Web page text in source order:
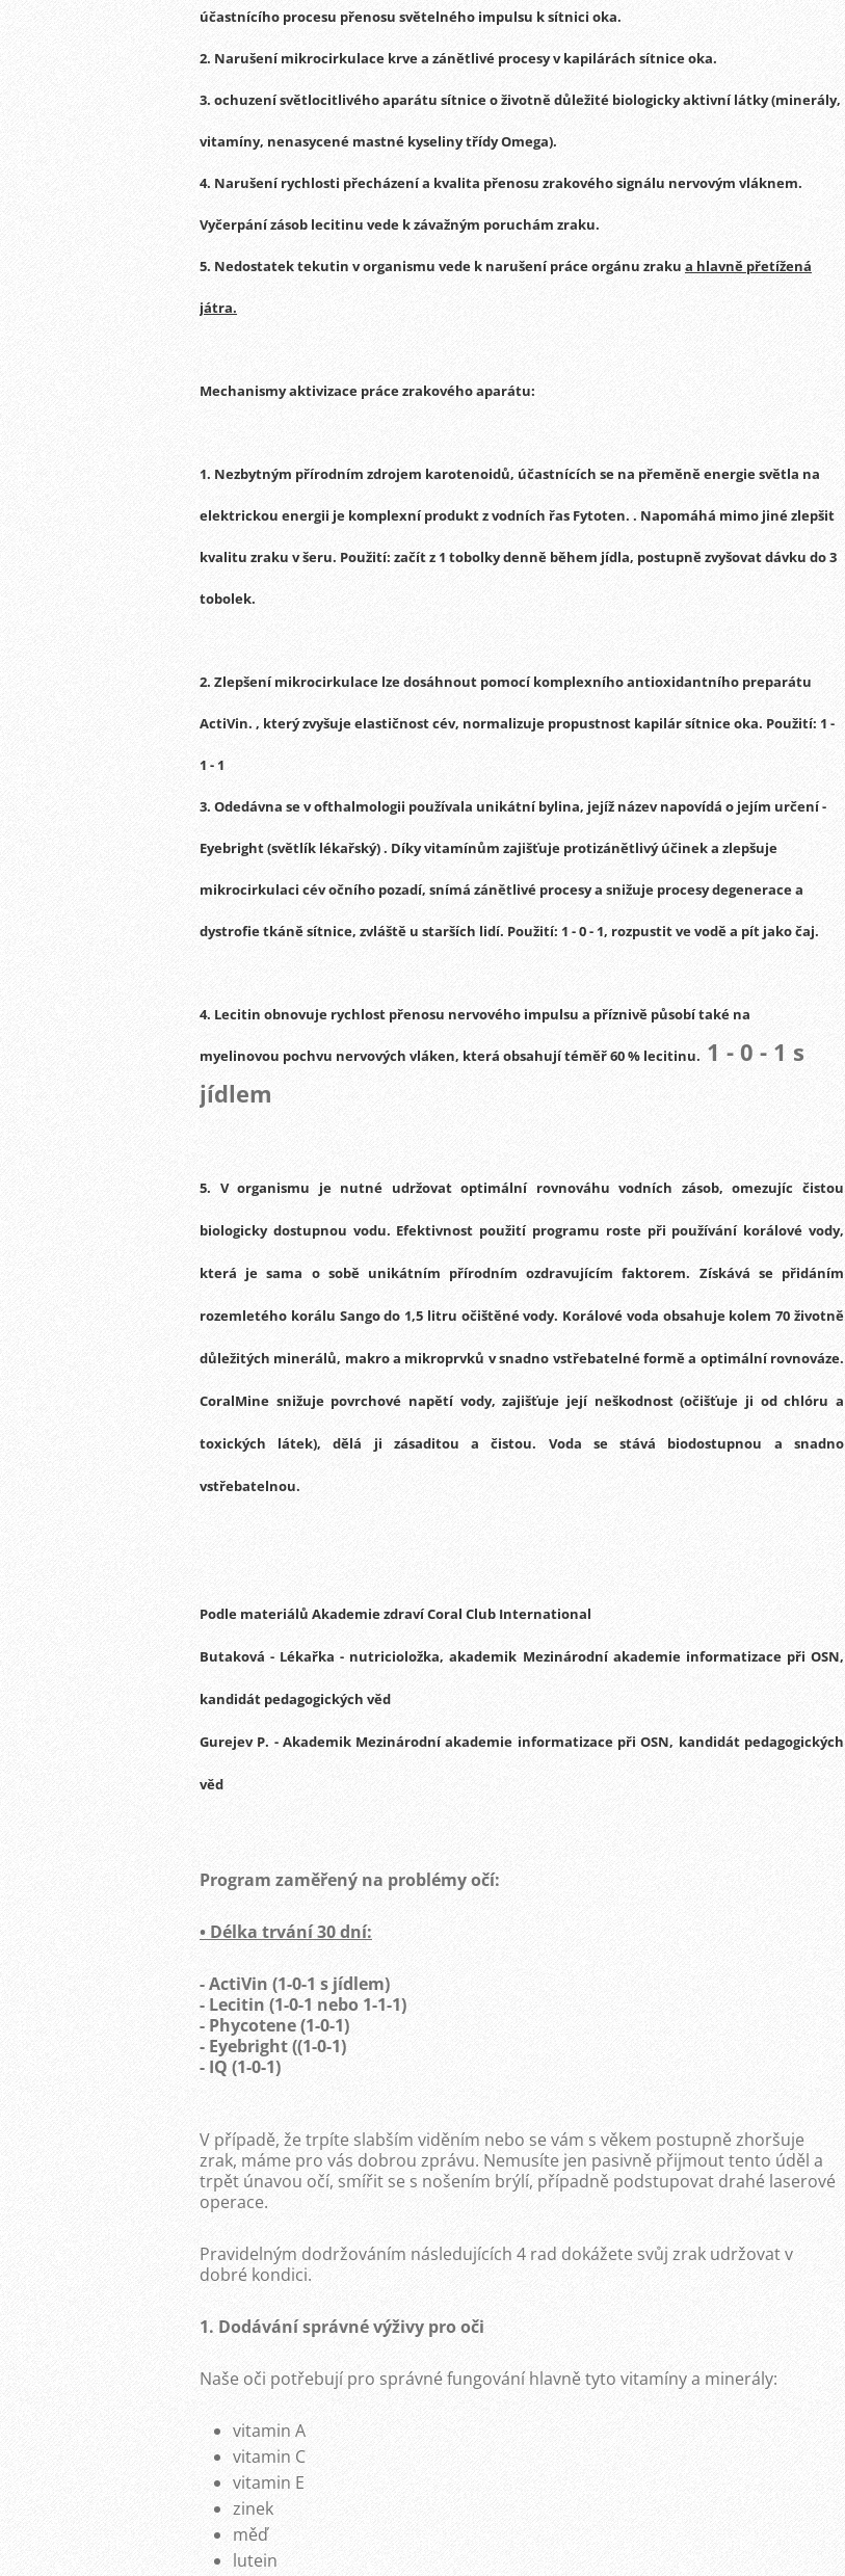
účastnícího procesu přenosu světelného impulsu k sítnici oka.
2. Narušení mikrocirkulace krve a zánětlivé procesy v kapilárách sítnice oka.
3. ochuzení světlocitlivého aparátu sítnice o životně důležité biologicky aktivní látky (minerály,
vitamíny, nenasycené mastné kyseliny třídy Omega).
4. Narušení rychlosti přecházení a kvalita přenosu zrakového signálu nervovým vláknem.
Vyčerpání zásob lecitinu vede k závažným poruchám zraku.
5. Nedostatek tekutin v organismu vede k narušení práce orgánu zraku a hlavně přetížená
játra.
Mechanismy aktivizace práce zrakového aparátu:
1. Nezbytným přírodním zdrojem karotenoidů, účastnících se na přeměně energie světla na
elektrickou energii je komplexní produkt z vodních řas Fytoten. . Napomáhá mimo jiné zlepšit
kvalitu zraku v šeru. Použití: začít z 1 tobolky denně během jídla, postupně zvyšovat dávku do 3
tobolek.
2. Zlepšení mikrocirkulace lze dosáhnout pomocí komplexního antioxidantního preparátu
ActiVin. , který zvyšuje elastičnost cév, normalizuje propustnost kapilár sítnice oka. Použití: 1 -
1 - 1
3. Odedávna se v ofthalmologii používala unikátní bylina, jejíž název napovídá o jejím určení -
Eyebright(světlík lékařský) . Díky vitamínům zajišťuje protizánětlivý účinek a zlepšuje
mikrocirkulaci cév očního pozadí, snímá zánětlivé procesy a snižuje procesy degenerace a
dystrofie tkáně sítnice, zvláště u starších lidí. Použití: 1 - 0 - 1, rozpustit ve vodě a pít jako čaj.
4. Lecitin obnovuje rychlost přenosu nervového impulsu a příznivě působí také na
myelinovou pochvu nervových vláken, která obsahují téměř 60 % lecitinu. 1 - 0 - 1 s
jídlem
5. V organismu je nutné udržovat optimální rovnováhu vodních zásob, omezujíc čistou
biologicky dostupnou vodu. Efektivnost použití programu roste při používání korálové vody,
která je sama o sobě unikátním přírodním ozdravujícím faktorem. Získává se přidáním
rozemletého korálu Sango do 1,5 litru očištěné vody. Korálové voda obsahuje kolem 70 životně
důležitých minerálů, makro a mikroprvků v snadno vstřebatelné formě a optimální rovnováze.
CoralMine snižuje povrchové napětí vody, zajišťuje její neškodnost (očišťuje ji od chlóru a
toxických látek), dělá ji zásaditou a čistou. Voda se stává biodostupnou a snadno
vstřebatelnou.
Podle materiálů Akademie zdraví Coral Club International
Butaková- Lékařka - nutricioložka, akademik Mezinárodní akademie informatizace při OSN,
kandidát pedagogických věd
Gurejev P. - Akademik Mezinárodní akademie informatizace při OSN, kandidát pedagogických
věd
Program zaměřený na problémy očí:
• Délka trvání 30 dní:
- ActiVin (1-0-1 s jídlem)
- Lecitin (1-0-1 nebo 1-1-1)
- Phycotene (1-0-1)
- Eyebright ((1-0-1)
- IQ (1-0-1)
V případě, že trpíte slabším viděním nebo se vám s věkem postupně zhoršuje
zrak, máme pro vás dobrou zprávu. Nemusíte jen pasivně přijmout tento úděl a
trpět únavou očí, smířit se s nošením brýlí, případně podstupovat drahé laserové
operace.
Pravidelným dodržováním následujících 4 rad dokážete svůj zrak udržovat v
dobré kondici.
1. Dodávání správné výživy pro oči
Naše oči potřebují pro správné fungování hlavně tyto vitamíny a minerály:
vitamin A
vitamin C
vitamin E
zinek
měď
lutein